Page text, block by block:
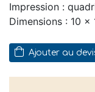
Impression :
Dimensions : 10 x
Ajouter au